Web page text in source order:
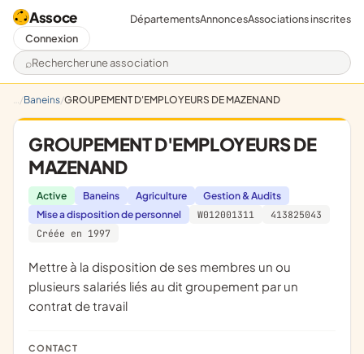
Assoce
Rechercher une association
DépartementsAnnoncesAssociations inscrites
Connexion
Baneins GROUPEMENT D'EMPLOYEURS DE MAZENAND
GROUPEMENT D'EMPLOYEURS DE
MAZENAND
Active Baneins Agriculture
Gestion & Audits
Mise a disposition de personnel
W012001311
413825043
Créée en 1997
mettre à la disposition de ses membres un ou
plusieurs salariés liés au dit groupement par un
contrat de travail
CONTACT